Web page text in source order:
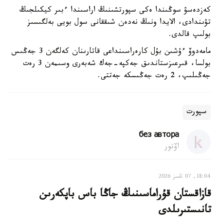
كەزدەسۋ سوڭىندا ەكى سپورتشىنىڭ اراسىندا ءبىر كيكىلجىڭ
تۋىندادى، الايدا ونىڭ نەدەن شىققانى سول بويى بەلگىسىز
بولىپ قالدى.
مامەدوۆ ءۇشىن بۇل كارەراسىنداعى قاتارىنان كەلگەن 3 جەڭىس
بولسا، قىرعىزستاندىق جەكپە-جەك شەبەرى وسىمەن 3 رەت
جەڭىلىپ، 2 رەت جەڭىسكە جەتتى.
سپورت
без автора
اۆتور
18:04, 07 تامىز 2026
قازاقستان قۇراماسىنىڭ جاڭا باس باپكەرىن
تانىستىرىلدى